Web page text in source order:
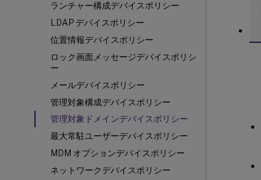
ランチャー構成デバイスポリシー
LDAP デバイスポリシー
位置情報デバイスポリシー
ロック画面メッセージデバイスポリシ
ー
メールデバイスポリシー
管理対象構成デバイスポリシー
管理対象ドメインデバイスポリシー
最大常駐ユーザーデバイスポリシー
MDM オプションデバイスポリシー
ネットワークデバイスポリシー